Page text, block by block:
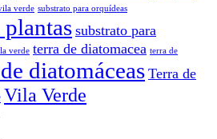
verde substrato para orquídeas
plantas substrato para
verde terra de diatomacea terra de
diatomáceas Terra de
Vila Verde